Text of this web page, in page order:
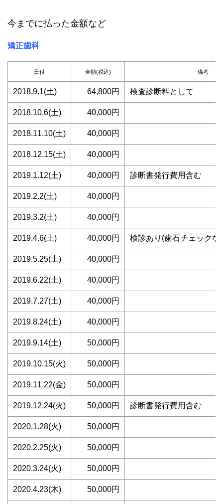
今までに払った金額など
矯正歯科
日付 金額(税込) 備考
2018.9.1(土) 64,800円 検査診断料として
2018.10.6(土) 40,000円
2018.11.10(土) 40,000円
2018.12.15(土) 40,000円
2019.1.12(土) 40,000円 診断書発行費用含む
2019.2.2(土) 40,000円
2019.3.2(土) 40,000円
2019.4.6(土) 40,000円 検診あり(歯石チェックな
2019.5.25(土) 40,000円
2019.6.22(土) 40,000円
2019.7.27(土) 40,000円
2019.8.24(土) 40,000円
2019.9.14(土) 50,000円
2019.10.15(火) 50,000円
2019.11.22(金) 50,000円
2019.12.24(火) 50,000円 診断書発行費用含む
2020.1.28(火) 50,000円
2020.2.25(火) 50,000円
2020.3.24(火) 50,000円
2020.4.23(木) 50,000円